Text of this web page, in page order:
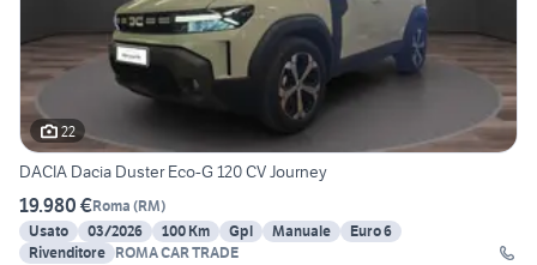
22
DACIA Dacia Duster Eco-G 120 CV Journey
19.980 €Roma (RM)
Usato
03/2026 100 Km Gpl Manuale
Euro 6
Rivenditore ROMA CAR TRADE